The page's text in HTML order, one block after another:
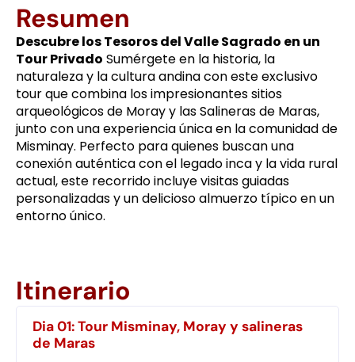
Resumen
Descubre los Tesoros del Valle Sagrado en un
Tour Privado Sumérgete en la historia, la
naturaleza y la cultura andina con este exclusivo
tour que combina los impresionantes sitios
arqueológicos de Moray y las Salineras de Maras,
junto con una experiencia única en la comunidad de
Misminay. Perfecto para quienes buscan una
conexión auténtica con el legado inca y la vida rural
actual, este recorrido incluye visitas guiadas
personalizadas y un delicioso almuerzo típico en un
entorno único.
Itinerario
Dia 01: Tour Misminay, Moray y salineras
de Maras